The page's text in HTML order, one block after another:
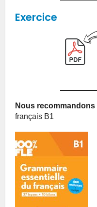
Exercice
Nous recommandons
français B1